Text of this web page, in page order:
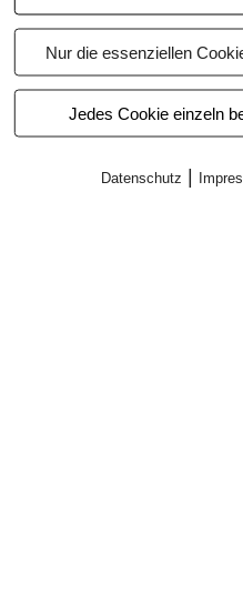
Kepler-Albert
Nur die essenziellen
Jedes Cookie einzeln
Datenschutz |